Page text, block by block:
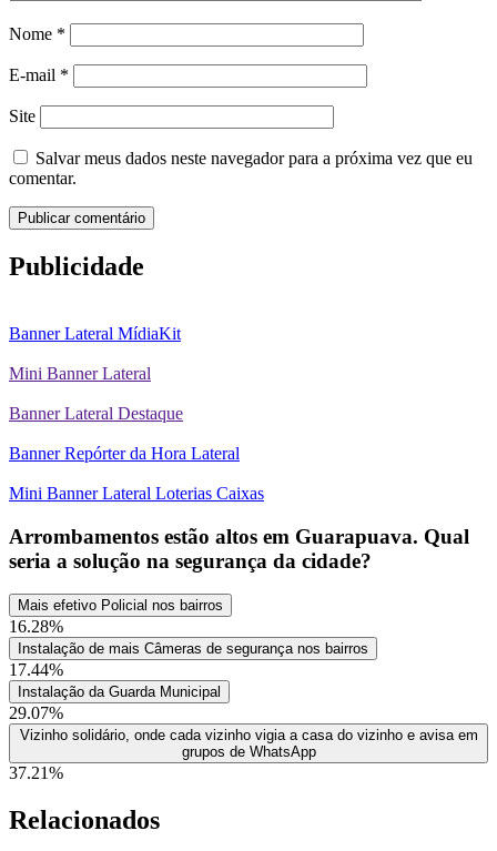
Nome *
E-mail *
Site
Salvar meus dados neste navegador para a próxima vez que eu
comentar.
Publicidade
Banner Lateral MídiaKit
Mini Banner Lateral
Banner Lateral Destaque
Banner Repórter da Hora Lateral
Mini Banner Lateral Loterias Caixas
Arrombamentos estão altos em Guarapuava. Qual
seria a solução na segurança da cidade?
Mais efetivo Policial nos bairros
16.28%
Instalação de mais Câmeras de segurança nos bairros
17.44%
Instalação da Guarda Municipal
29.07%
Vizinho solidário, onde cada vizinho vigia a casa do vizinho e avisa em
grupos de WhatsApp
37.21%
Relacionados